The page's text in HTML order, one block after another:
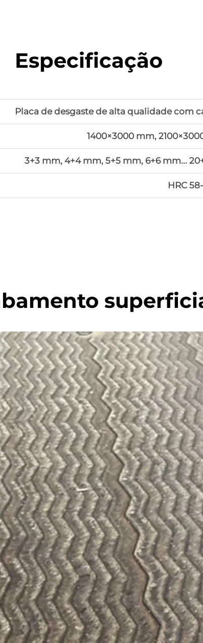
Especificação
Placa de desgaste de alta qualidade com
1400×3000 mm,
3+3 mm, 4+4 mm, 5+5 mm, 6+6 mm...
HRC